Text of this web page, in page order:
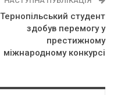
Тернопільський студент
здобув перемогу у
престижному
міжнародному конкурсі